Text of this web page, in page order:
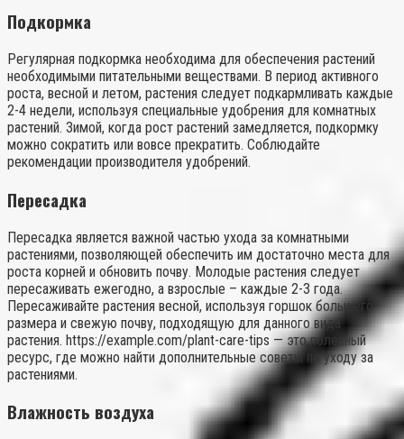
Подкормка
Регулярная подкормка необходима для обеспечения растений
необходимыми питательными веществами. В период активного
роста, весной и летом, растения следует подкармливать каждые
2-4 недели, используя специальные удобрения для комнатных
растений. Зимой, когда рост растений замедляется, подкормку
можно сократить или вовсе прекратить. Соблюдайте
рекомендации производителя удобрений.
Пересадка
Пересадка является важной частью ухода за комнатными
растениями, позволяющей обеспечить им достаточно места для
роста корней и обновить почву. Молодые растения следует
пересаживать ежегодно, а взрослые – каждые 2-3 года.
Пересаживайте растения весной, используя горшок большего
размера и свежую почву, подходящую для данного вида
растения. https://example.com/plant-care-tips — это полезный
ресурс, где можно найти дополнительные советы по уходу за
растениями.
Влажность воздуха